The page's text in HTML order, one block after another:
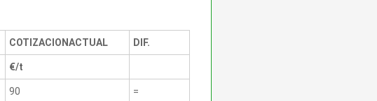
COTIZACIONACTUAL DIF.
€/t
90 =